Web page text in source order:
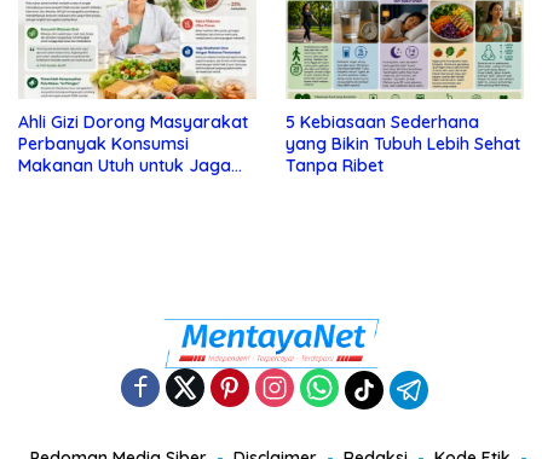
Ahli Gizi Dorong Masyarakat
Perbanyak Konsumsi
Makanan Utuh untuk Jaga
5 Kebiasaan Sederhana
yang Bikin Tubuh Lebih Sehat
Tanpa Ribet